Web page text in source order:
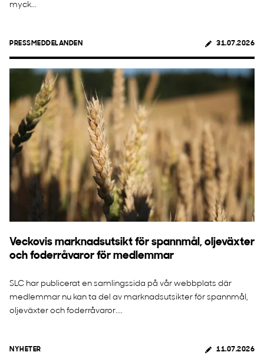
myck...
PRESSMEDDELANDEN 31.07.2026
Veckovis marknadsutsikt för spannmål, oljeväxter
och foderråvaror för medlemmar
SLC har publicerat en samlingssida på vår webbplats där
medlemmar nu kan ta del av marknadsutsikter för spannmål,
oljeväxter och foderråvaror....
NYHETER 11.07.2026